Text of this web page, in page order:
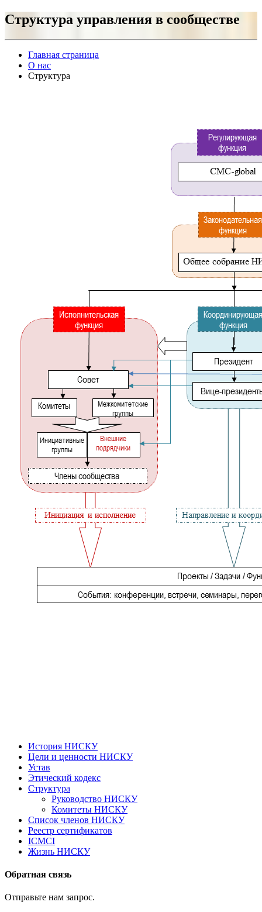
Структура управления в сообществе
Главная страница
О нас
Структура
История НИСКУ
Цели и ценности НИСКУ
Устав
Этический кодекс
Структура
Руководство НИСКУ
Комитеты НИСКУ
Список членов НИСКУ
Реестр сертификатов
ICMCI
Жизнь НИСКУ
Обратная связь
Отправьте нам запрос.